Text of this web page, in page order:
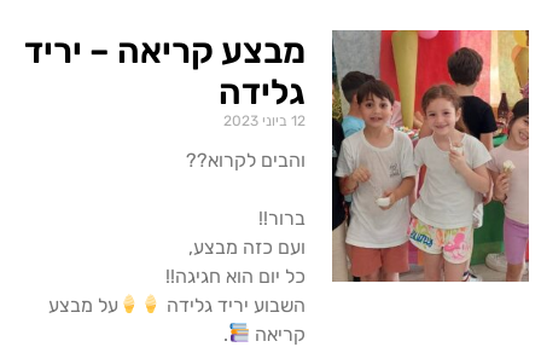
מבצע קריאה – יריד
גלידה
12 ביוני 2023
והבים לקרוא??
ברור!!
ועם כזה מבצע,
כל יום הוא חגיגה!!
השבוע יריד גלידה
על מבצע
קריאה
.